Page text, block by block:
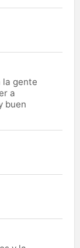
la gente
a
buen